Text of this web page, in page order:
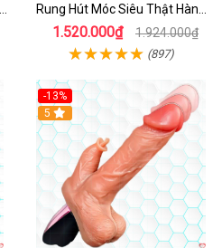
Rung Hút Móc Siêu Thật Hàng
Hot
1.520.000₫ 1.924.000₫
(897)
-13%
Hot
5